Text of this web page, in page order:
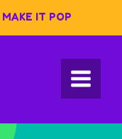
MAKE IT POP